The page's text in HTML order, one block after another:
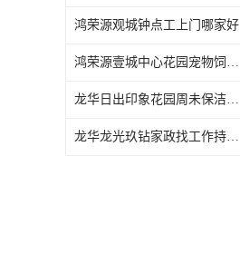
鸿荣源观城钟点工上门哪家好
鸿荣源壹城中心花园宠物饲养上门服务哪家好
龙华日出印象花园周未保洁持证上岗
龙华龙光玖钻家政找工作持证上岗